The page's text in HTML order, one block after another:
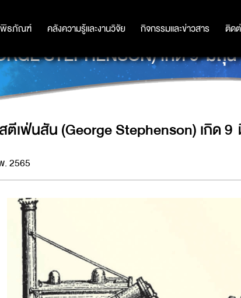
ธภัณฑ์ คลังความรู้และงานวิจัย กิจกรรมและข่าวสาร ติ
ธภัณฑ์ คลังความรู้และงานวิจัย กิจกรรมและข่าวสาร ติด
STEPHENSON) เกิด 9 มิ
ตีเฟ่นสัน (George Stephenson) เกิด
. 2565